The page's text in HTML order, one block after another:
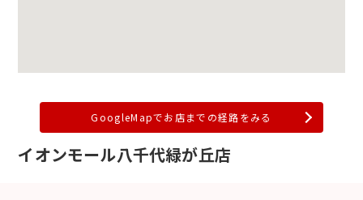
GoogleMapでお店までの経路をみる
イオンモール八千代緑が丘店